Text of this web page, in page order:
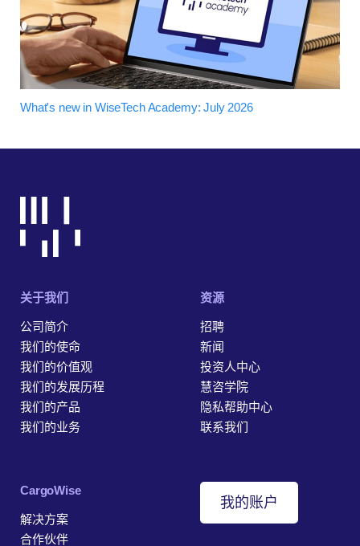
What's new in WiseTech Academy: July 2026
关于我们
公司简介
我们的使命
我们的价值观
我们的发展历程
我们的产品
我们的业务
资源
招聘
新闻
投资人中心
慧咨学院
隐私帮助中心
联系我们
‎CargoWise
解决方案
合作伙伴
我的账户